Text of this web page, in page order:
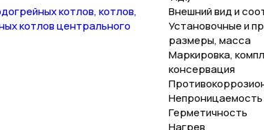
котлов, котлов,
котлов центрального
Внешний вид и
Установочные и
размеры, масса
Маркировка,
консервация
Герметичность
Нагрев